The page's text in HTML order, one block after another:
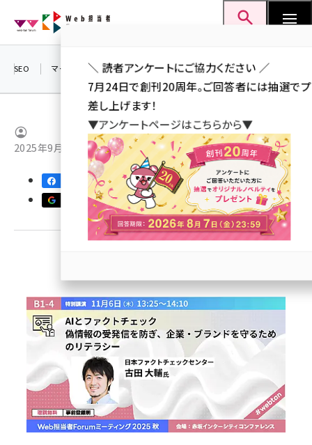
ン
seo (3519)
ai (2801)
youtube (2425)
note (2310)
meo (1274)
llmo (1160)
SEO マーケティング／広告 AI SNS アクセス解析／データ分析
2025年9月30日 16:30
126
優先するニュース提供元に追加
＼ 読者アンケートにご協力ください ／
7月24日で創刊20周年。ご回答者には抽選で
差し上げます！
▼アンケートページはこちらから▼